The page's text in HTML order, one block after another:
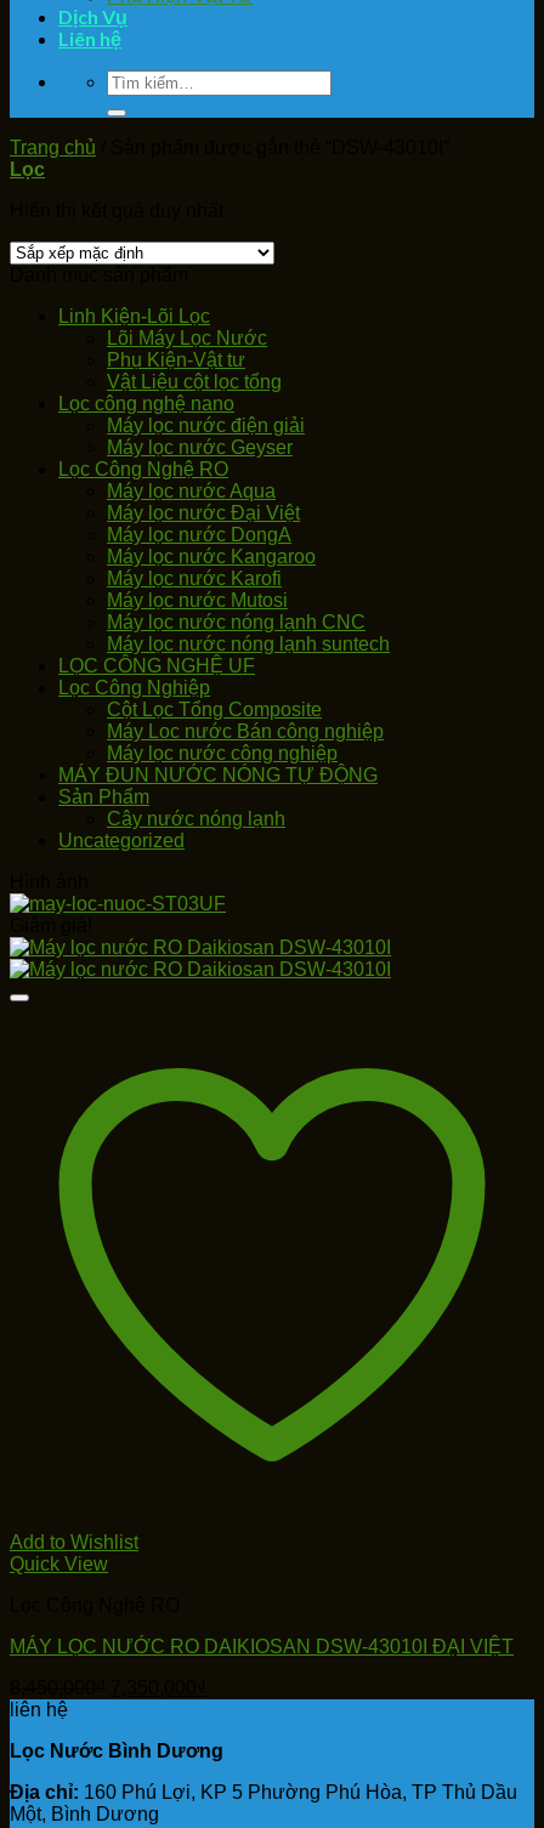
Dịch Vụ
Liên hệ
Tìm
kiếm:
Trang chủ
Lọc
Linh Kiện-Lõi Lọc
Lõi Máy Lọc Nước
Phụ Kiện-Vật tư
Vật Liệu cột lọc tổng
Lọc công nghệ nano
Máy lọc nước điện giải
Máy lọc nước Geyser
Lọc Công Nghệ RO
Máy lọc nước Aqua
Máy lọc nước Đại Việt
Máy lọc nước DongA
Máy lọc nước Kangaroo
Máy lọc nước Karofi
Máy lọc nước Mutosi
Máy lọc nước nóng lạnh CNC
Máy lọc nước nóng lạnh suntech
LỌC CÔNG NGHỆ UF
Lọc Công Nghiệp
Cột Lọc Tổng Composite
Máy Loc nước Bán công nghiệp
Máy lọc nước công nghiệp
MÁY ĐUN NƯỚC NÓNG TỰ ĐỘNG
Sản Phẩm
Cây nước nóng lạnh
Uncategorized
Add to Wishlist
Quick View
MÁY LỌC NƯỚC RO DAIKIOSAN DSW-43010I ĐẠI VIỆT
8,450,000₫.là:
liên hệ
Lọc Nước Bình Dương
Địa chỉ: 160 Phú Lợi, KP 5 Phường Phú Hòa, TP Thủ Dầu
Một, Bình Dương